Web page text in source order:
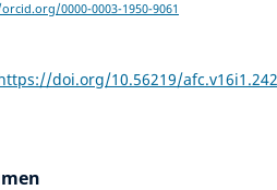
0000-0003-1950-9061
doi.org/10.56219/